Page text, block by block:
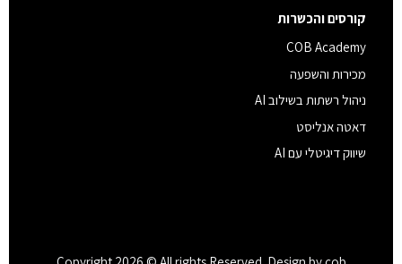
קורסים והכשרות
COB Academy
מכירות והשפעה
ניהול רשתות בשילוב AI
דאטה אנליסט
שיווק דיגיטלי עם AI